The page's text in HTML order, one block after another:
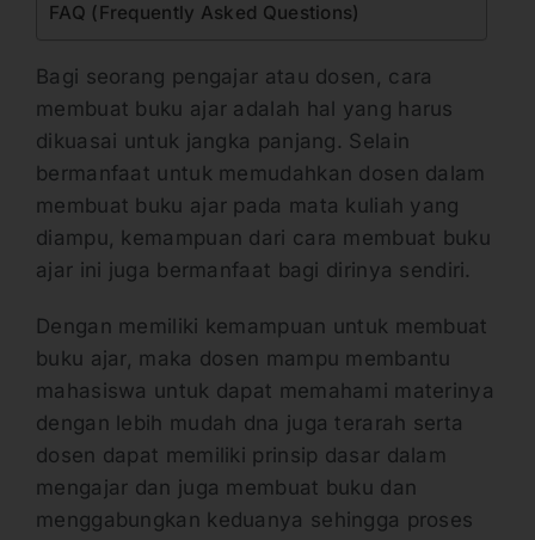
FAQ (Frequently Asked Questions)
Bagi seorang pengajar atau dosen, cara
membuat buku ajar adalah hal yang harus
dikuasai untuk jangka panjang. Selain
bermanfaat untuk memudahkan dosen dalam
membuat buku ajar pada mata kuliah yang
diampu, kemampuan dari cara membuat buku
ajar ini juga bermanfaat bagi dirinya sendiri.
Dengan memiliki kemampuan untuk membuat
buku ajar, maka dosen mampu membantu
mahasiswa untuk dapat memahami materinya
dengan lebih mudah dna juga terarah serta
dosen dapat memiliki prinsip dasar dalam
mengajar dan juga membuat buku dan
menggabungkan keduanya sehingga proses